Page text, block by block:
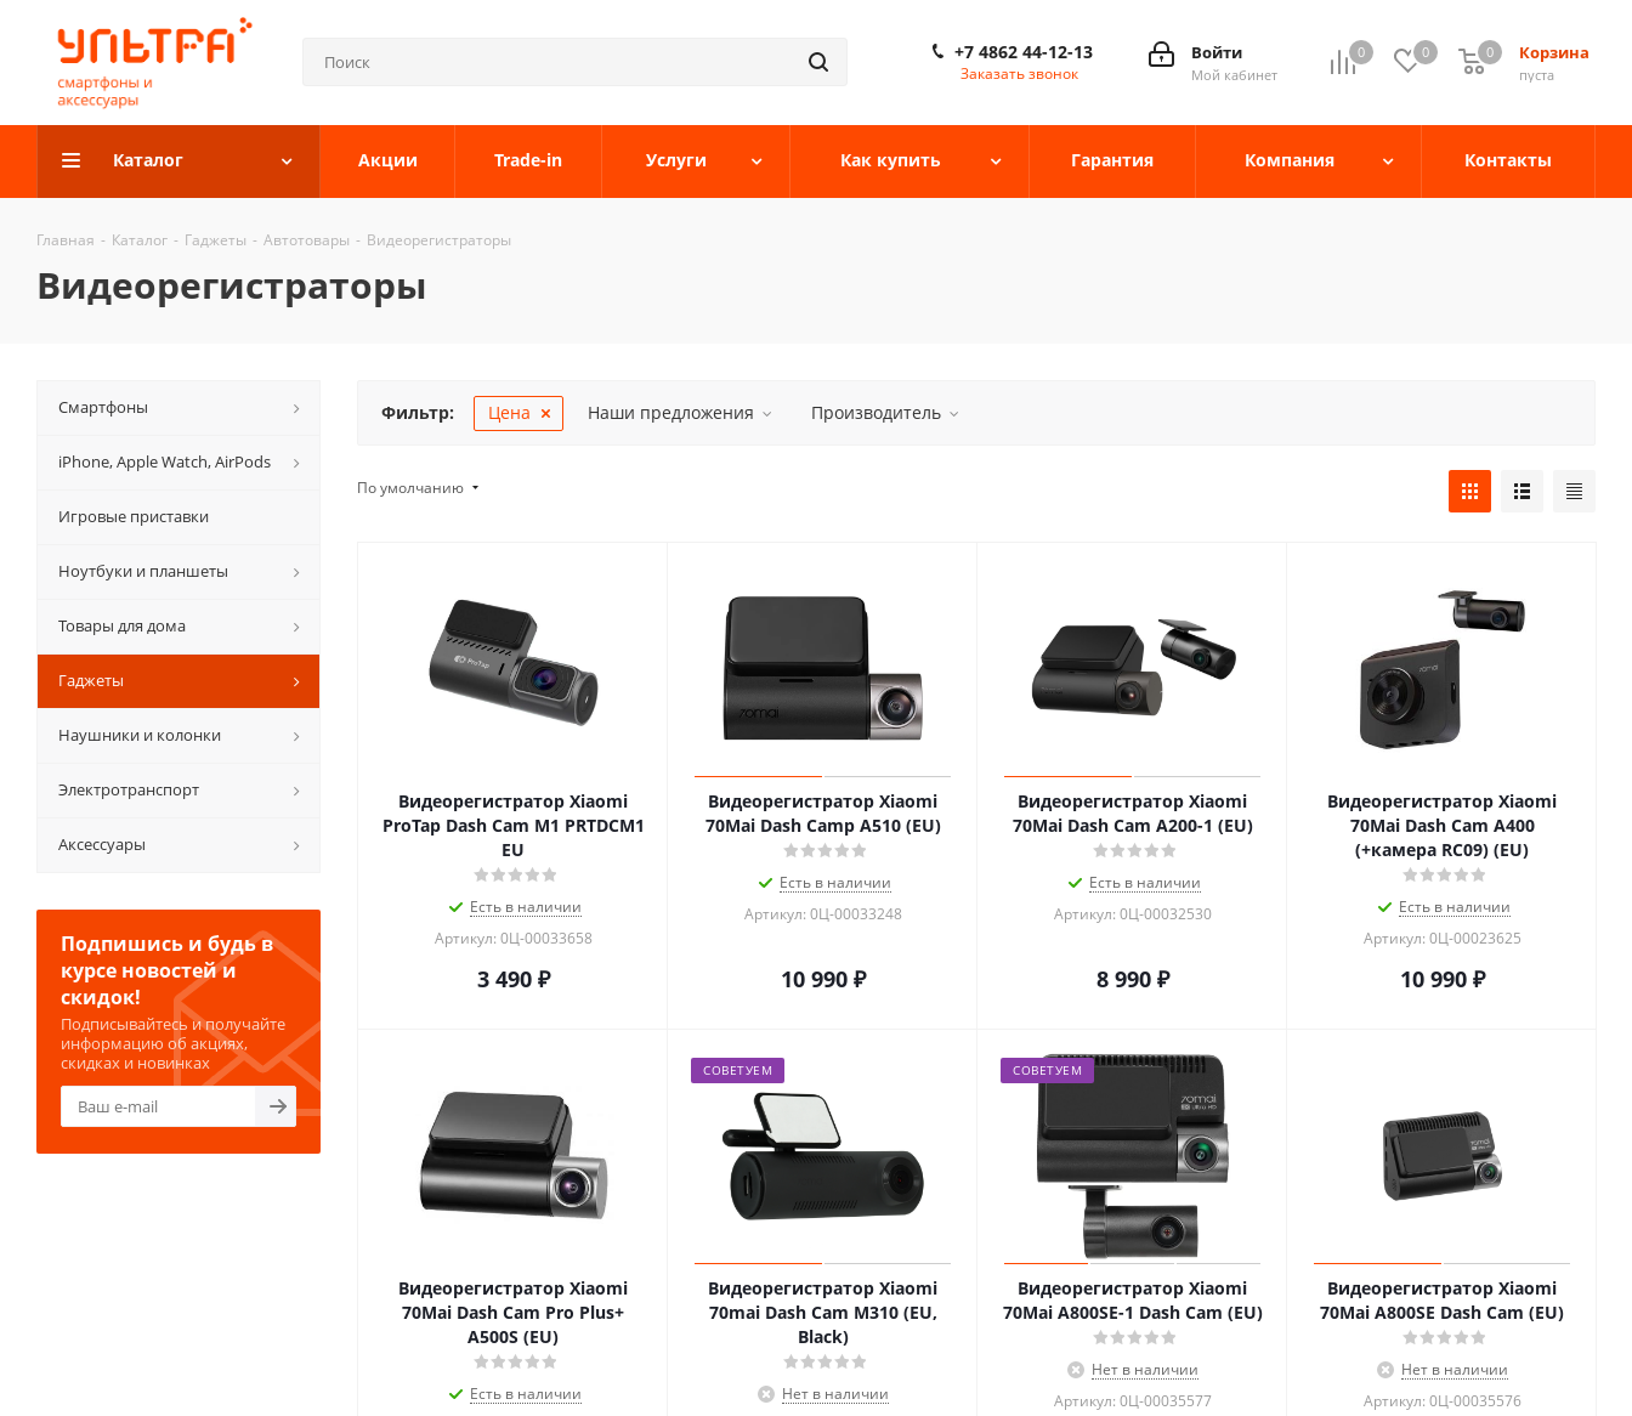
0 0 Корзина
0
пуста
0
Войти
Мой кабинет
+7 4862 44-12-13
Заказать звонок
Каталог Акции Trade-in Услуги Как купить Гарантия Компания Контакты
Главная - Каталог - Гаджеты - Автотовары - Видеорегистраторы
Видеорегистраторы
Фильтр: Цена Наши предложения Производитель
По умолчанию
Видеорегистратор Xiaomi
ProTap Dash Cam M1 PRTDCM1
EU
Есть в наличии
Артикул: 0Ц-00033658
3 490₽
Видеорегистратор Xiaomi
70Mai Dash Camp A510 (EU)
Есть в наличии
Артикул: 0Ц-00033248
10 990₽
Видеорегистратор Xiaomi
70Mai Dash Cam A200-1 (EU)
Есть в наличии
Артикул: 0Ц-00032530
8 990₽
Видеорегистратор Xiaomi
70Mai Dash Cam A400
(+камера RC09) (EU)
Есть в наличии
Артикул: 0Ц-00023625
10 990₽
Видеорегистратор Xiaomi
70Mai Dash Cam Pro Plus+
A500S (EU)
Есть в наличии
СОВЕТУЕМ
Видеорегистратор Xiaomi
70mai Dash Cam M310 (EU,
Black)
Нет в наличии
СОВЕТУЕМ
Видеорегистратор Xiaomi
70Mai A800SE-1 Dash Cam (EU)
Нет в наличии
Артикул: 0Ц-00035577
Видеорегистратор Xiaomi
70Mai A800SE Dash Cam (EU)
Нет в наличии
Артикул: 0Ц-00035576
Смартфоны
iPhone, Apple Watch, AirPods
Игровые приставки
Ноутбуки и планшеты
Товары для дома
Гаджеты
Наушники и колонки
Электротранспорт
Аксессуары
Подпишись и будь в
курсе новостей и
скидок!
Подписывайтесь и получайте
информацию об акциях,
скидках и новинках